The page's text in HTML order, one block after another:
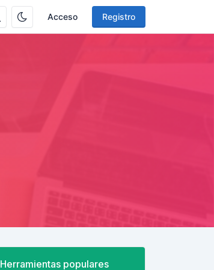
Acceso Registro
Herramientas populares